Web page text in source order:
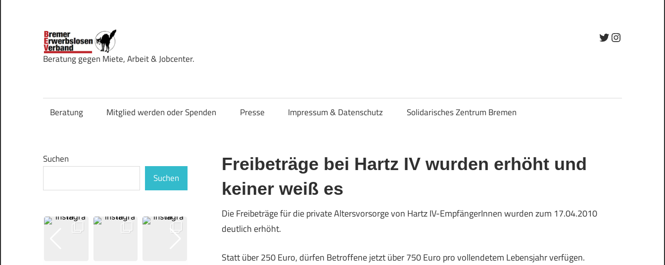
springen
Beratung gegen Miete, Arbeit & Jobcenter.
TwitterInstagram
Beratung Mitglied werden oder Spenden Presse Impressum & Datenschutz Solidarisches Zentrum Bremen
Freibeträge bei Hartz IV wurden erhöht und
keiner weiß es
Die Freibeträge für die private Altersvorsorge von Hartz IV-EmpfängerInnen wurden zum 17.04.2010
deutlich erhöht.
Statt über 250 Euro, dürfen Betroffene jetzt über 750 Euro pro vollendetem Lebensjahr verfügen.
Suchen
Suchen